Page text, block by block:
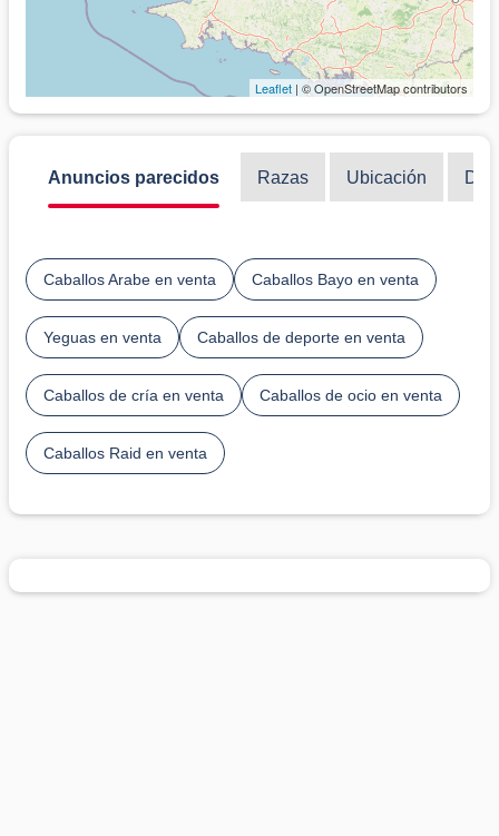
Leaflet | © OpenStreetMap contributors
Anuncios parecidos Razas Ubicación
Caballos Arabe en venta Caballos Bayo en venta
Yeguas en venta Caballos de deporte en venta
Caballos de cría en venta Caballos de ocio en venta
Caballos Raid en venta